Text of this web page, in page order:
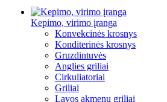
Kepimo, virimo įranga
Konvekcinės krosnys
Konditerinės krosnys
Gruzdintuvės
Anglies griliai
Cirkuliatoriai
Griliai
Lavos akmenų griliai